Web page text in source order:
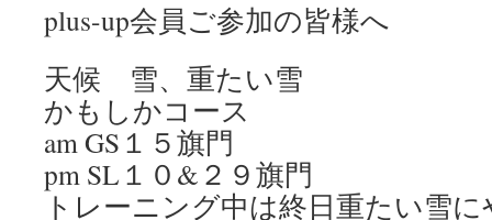
ッ
プ
plus-up会員ご参加の皆様へ
天候 雪、重たい雪
かもしかコース
am GS１５旗門
pm SL１０&２９旗門
トレーニング中は終日重たい雪